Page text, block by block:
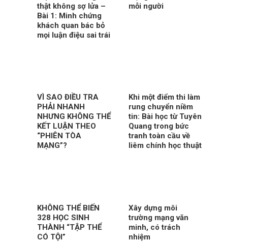
thật không sợ lửa –
Bài 1: Minh chứng
khách quan bác bỏ
mọi luận điệu sai trái
mỗi người
VÌ SAO ĐIỀU TRA
PHẢI NHANH
NHƯNG KHÔNG THỂ
KẾT LUẬN THEO
“PHIÊN TÒA
MẠNG”?
Khi một điểm thi làm
rung chuyển niềm
tin: Bài học từ Tuyên
Quang trong bức
tranh toàn cầu về
liêm chính học thuật
KHÔNG THỂ BIẾN
328 HỌC SINH
THÀNH “TẬP THỂ
CÓ TỘI”
Xây dựng môi
trường mạng văn
minh, có trách
nhiệm